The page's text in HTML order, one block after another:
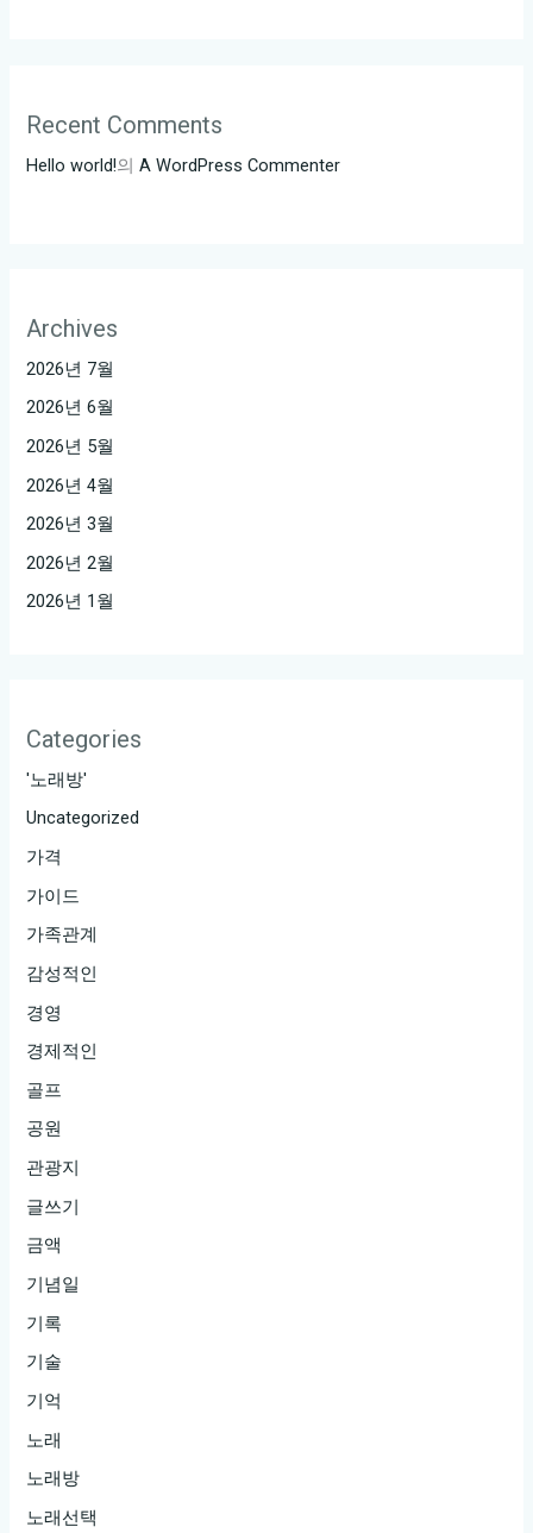
Recent Comments
Hello world!의A WordPress Commenter
Archives
2026년 7월
2026년 6월
2026년 5월
2026년 4월
2026년 3월
2026년 2월
2026년 1월
Categories
'노래방'
Uncategorized
가격
가이드
가족관계
감성적인
경영
경제적인
골프
공원
관광지
글쓰기
금액
기념일
기록
기술
기억
노래
노래방
노래선택